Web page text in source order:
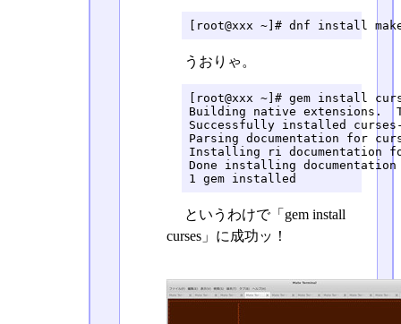
[root@xxx ~]# dnf install
うおりゃ。
[root@xxx ~]# gem install
Building native extensions.
Successfully installed
Parsing documentation for
Installing ri documentation
Done installing
1 gem installed
というわけで「gem install
curses」に成功ッ！